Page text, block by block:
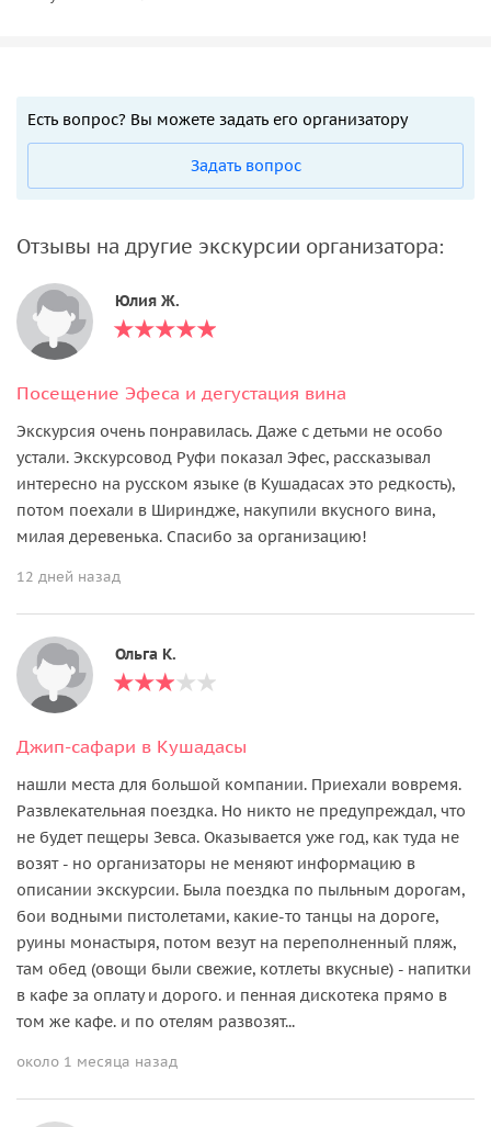
Есть вопрос? Вы можете задать его организатору
Задать вопрос
Отзывы на другие экскурсии организатора:
Юлия Ж.
Посещение Эфеса и дегустация вина
Экскурсия очень понравилась. Даже с детьми не особо
устали. Экскурсовод Руфи показал Эфес, рассказывал
интересно на русском языке (в Кушадасах это редкость),
потом поехали в Шириндже, накупили вкусного вина,
милая деревенька. Спасибо за организацию!
12 дней назад
Ольга К.
Джип-сафари в Кушадасы
нашли места для большой компании. Приехали вовремя.
Развлекательная поездка. Но никто не предупреждал, что
не будет пещеры Зевса. Оказывается уже год, как туда не
возят - но организаторы не меняют информацию в
описании экскурсии. Была поездка по пыльным дорогам,
бои водными пистолетами, какие-то танцы на дороге,
руины монастыря, потом везут на переполненный пляж,
там обед (овощи были свежие, котлеты вкусные) - напитки
в кафе за оплату и дорого. и пенная дискотека прямо в
том же кафе. и по отелям развозят...
около 1 месяца назад